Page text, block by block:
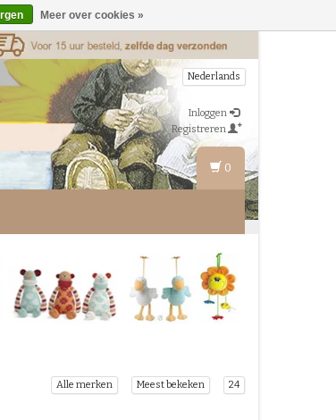
Nederlands
Inloggen
Registreren
0
Alle merken Meest bekeken 24
Meer over cookies »